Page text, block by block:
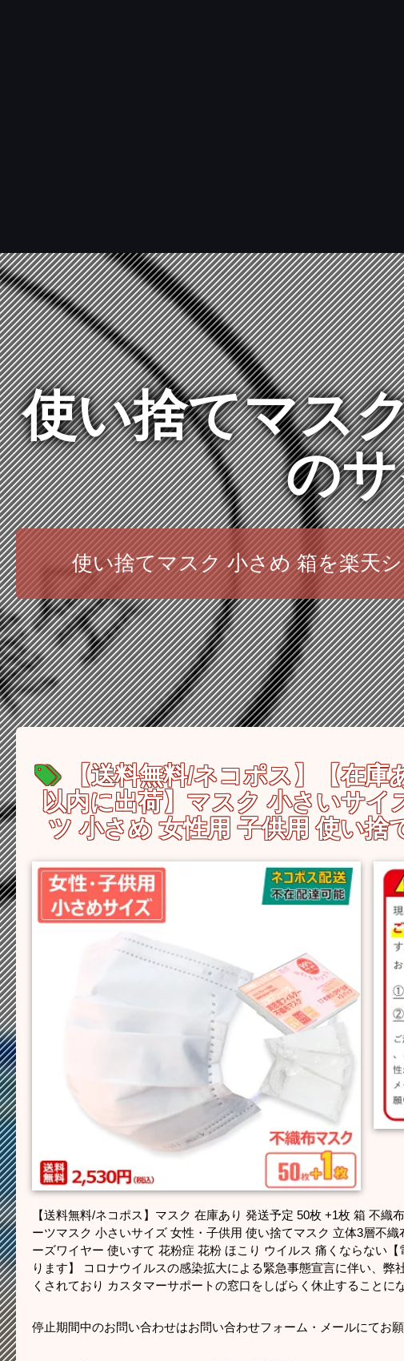
使い捨てマス
の
使い捨てマスク 小さめ 箱を楽天
【送料無料/ネコポス】【在庫
以内に出荷】マスク 小さいサイ
ツ 小さめ 女性用 子供用 使い捨
【送料無料/ネコポス】マスク 在庫あり 発送予定 50枚 +1枚 箱 不織
ーツマスク 小さいサイズ 女性・子供用 使い捨てマスク 立体3層不織
ーズワイヤー 使いすて 花粉症 花粉 ほこり ウイルス 痛くならない【
ります】 コロナウイルスの感染拡大による緊急事態宣言に伴い、弊
くされており カスタマーサポートの窓口をしばらく休止することに
停止期間中のお問い合わせはお問い合わせフォーム・メールにてお願